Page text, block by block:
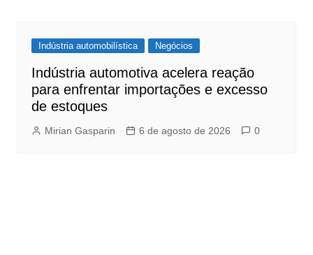
Indústria automobilística Negócios
Indústria automotiva acelera reação
para enfrentar importações e excesso
de estoques
Mirian Gasparin 6 de agosto de 2026 0